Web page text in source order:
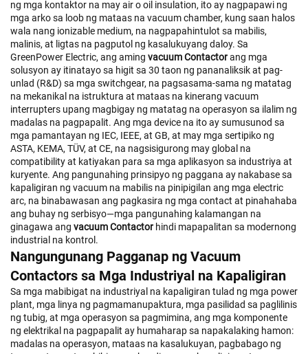
ng mga kontaktor na may air o oil insulation, ito ay nagpapawi ng
mga arko sa loob ng mataas na vacuum chamber, kung saan halos
wala nang ionizable medium, na nagpapahintulot sa mabilis,
malinis, at ligtas na pagputol ng kasalukuyang daloy. Sa
GreenPower Electric, ang aming vacuum Contactorang mga
solusyon ay itinatayo sa higit sa 30 taon ng pananaliksik at pag-
unlad (R&D) sa mga switchgear, na pagsasama-sama ng matatag
na mekanikal na istruktura at mataas na kinerang vacuum
interrupters upang magbigay ng matatag na operasyon sa ilalim ng
madalas na pagpapalit. Ang mga device na ito ay sumusunod sa
mga pamantayan ng IEC, IEEE, at GB, at may mga sertipiko ng
ASTA, KEMA, TÜV, at CE, na nagsisigurong may global na
compatibility at katiyakan para sa mga aplikasyon sa industriya at
kuryente. Ang pangunahing prinsipyo ng paggana ay nakabase sa
kapaligiran ng vacuum na mabilis na pinipigilan ang mga electric
arc, na binabawasan ang pagkasira ng mga contact at pinahahaba
ang buhay ng serbisyo—mga pangunahing kalamangan na
ginagawa ang vacuum Contactor hindi mapapalitan sa modernong
industrial na kontrol.
Nangungunang Pagganap ng Vacuum
Contactors sa Mga Industriyal na Kapaligiran
Sa mga mabibigat na industriyal na kapaligiran tulad ng mga power
plant, mga linya ng pagmamanupaktura, mga pasilidad sa paglilinis
ng tubig, at mga operasyon sa pagmimina, ang mga komponente
ng elektrikal na pagpapalit ay humaharap sa napakalaking hamon:
madalas na operasyon, mataas na kasalukuyan, pagbabago ng